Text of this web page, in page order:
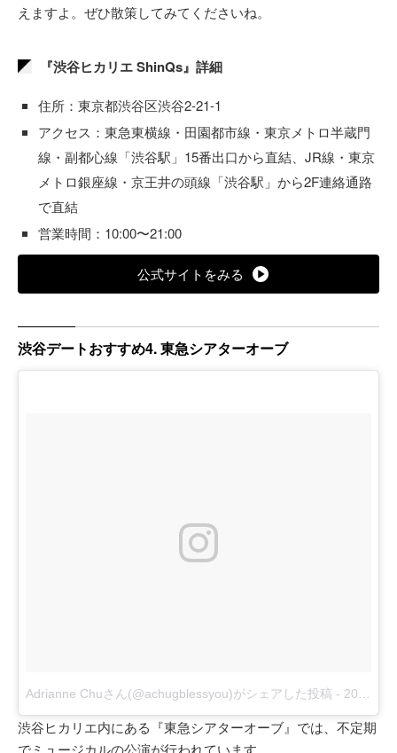
えますよ。ぜひ散策してみてくださいね。
『渋谷ヒカリエ ShinQs』詳細
住所：東京都渋谷区渋谷2-21-1
アクセス：東急東横線・田園都市線・東京メトロ半蔵門
線・副都心線「渋谷駅」15番出口から直結、JR線・東京
メトロ銀座線・京王井の頭線「渋谷駅」から2F連絡通路
で直結
営業時間：10:00〜21:00
公式サイトをみる
渋谷デートおすすめ4. 東急シアターオーブ
Adrianne Chuさん(@achugblessyou)がシェアした投稿 - 2017 9月 23 5:13午後 PDT
渋谷ヒカリエ内にある『東急シアターオーブ』では、不定期
でミュージカルの公演が行われています。